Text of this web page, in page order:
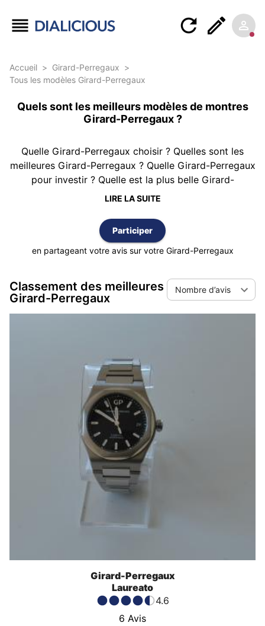
Accueil > Girard-Perregaux >
Tous les modèles Girard-Perregaux
Quels sont les meilleurs modèles de montres
Girard-Perregaux ?
Quelle Girard-Perregaux choisir ? Quelles sont les
meilleures Girard-Perregaux ? Quelle Girard-Perregaux
pour investir ? Quelle est la plus belle Girard-
Perregaux ? Pour tenter d'apporter une réponse,
Girard-Perregaux réalisé à partir de 13 avis
d’authentiques clients possédant au moins une Girard-
Perregaux. Le classement est réalisé selon la meilleure
liste par nombre d’avis ou par ordre alphabétique.
LIRE LA SUITE
Participer
en partageant votre avis sur votre Girard-Perregaux
Classement des meilleures
Girard-Perregaux
Nombre d’avis
Girard-Perregaux
Laureato
4.6
6 Avis